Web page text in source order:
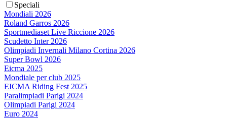
Speciali
Mondiali 2026
Roland Garros 2026
Sportmediaset Live Riccione 2026
Scudetto Inter 2026
Olimpiadi Invernali Milano Cortina 2026
Super Bowl 2026
Eicma 2025
Mondiale per club 2025
EICMA Riding Fest 2025
Paralimpiadi Parigi 2024
Olimpiadi Parigi 2024
Euro 2024